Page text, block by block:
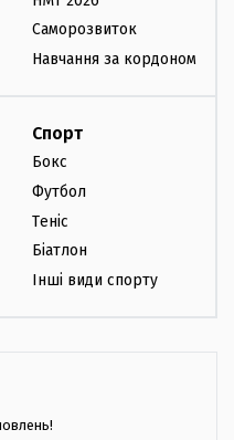
Саморозвиток
Навчання за кордоном
Спорт
Бокс
Футбол
Теніс
Біатлон
Інші види спорту